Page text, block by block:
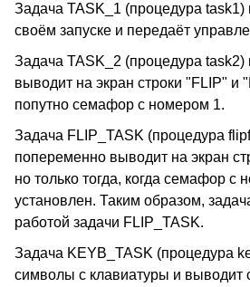
Задача TASK_1 (процедура
своём запуске и передаёт
Задача TASK_2 (процедура
выводит на экран строки "FLIP" и
попутно семафор с номером 1.
Задача FLIP_TASK (процедура
попеременно выводит на экран
но только тогда, когда семафор с
установлен. Таким образом,
работой задачи FLIP_TASK.
Задача KEYB_TASK (процедура
символы с клавиатуры и выводит